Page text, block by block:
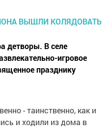
детворы. В селе
игровое
празднику
- таинственно, как и
и ходили из дома в